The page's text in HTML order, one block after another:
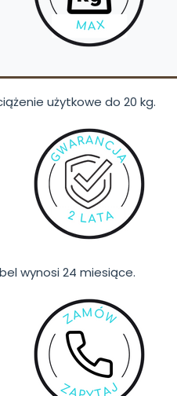
użytkowe do 20 kg.
wynosi 24 miesiące.